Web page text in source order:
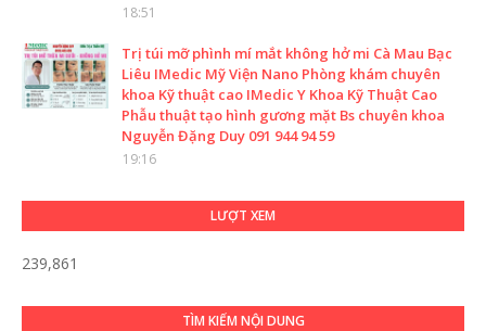
18:51
Trị túi mỡ phình mí mắt không hở mi Cà Mau Bạc
Liêu IMedic Mỹ Viện Nano Phòng khám chuyên
khoa Kỹ thuật cao IMedic Y Khoa Kỹ Thuật Cao
Phẫu thuật tạo hình gương mặt Bs chuyên khoa
Nguyễn Đặng Duy 091 944 94 59
19:16
LƯỢT XEM
239,861
TÌM KIẾM NỘI DUNG